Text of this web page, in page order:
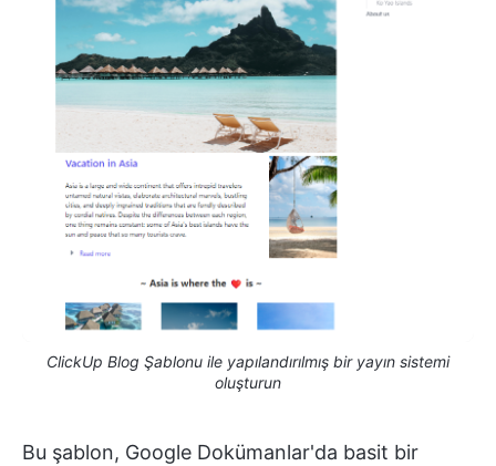
ClickUp Blog Şablonu ile yapılandırılmış bir yayın sistemi
oluşturun
Bu şablon, Google Dokümanlar'da basit bir